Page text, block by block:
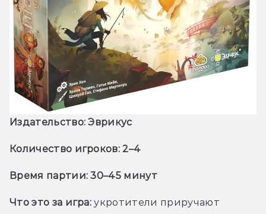
Издательство: Эврикус
Количество игроков: 2–4
Время партии: 30–45 минут
Что это за игра: укротители приручают